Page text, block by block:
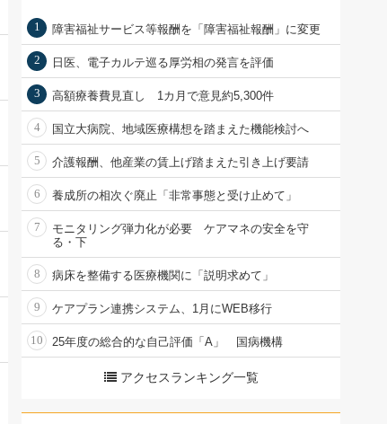
1 障害福祉サービス等報酬を「障害福祉報酬」に変更
2 日医、電子カルテ巡る厚労相の発言を評価
3 高額療養費見直し 1カ月で意見約5,300件
4 国立大病院、地域医療構想を踏まえた機能検討へ
5 介護報酬、他産業の賃上げ踏まえた引き上げ要請
6 養成所の相次ぐ廃止「非常事態と受け止めて」
7
モニタリング弾力化が必要 ケアマネの安全を守
る・下
8 病床を整備する医療機関に「説明求めて」
9 ケアプラン連携システム、1月にWEB移行
10 25年度の総合的な自己評価「A」 国病機構
アクセスランキング一覧